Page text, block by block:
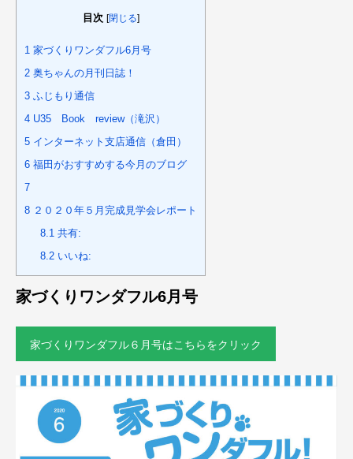
目次 [閉じる]
1 家づくりワンダフル6月号
2 奥ちゃんの月刊日誌！
3 ふじもり通信
4 U35 Book review（滝沢）
5 インターネット支店通信（倉田）
6 福田がおすすめする今月のブログ
7
8 ２０２０年５月完成見学会レポート
8.1共有:
8.2いいね:
家づくりワンダフル6月号
家づくりワンダフル６月号はこちらをクリック